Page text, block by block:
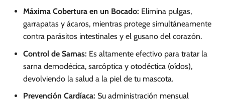
Máxima Cobertura en un Bocado: Elimina pulgas,
garrapatas y ácaros, mientras protege simultáneamente
contra parásitos intestinales y el gusano del corazón.
Control de Sarnas: Es altamente efectivo para tratar la
sarna demodécica, sarcóptica y otodéctica (oídos),
devolviendo la salud a la piel de tu mascota.
Prevención Cardíaca: Su administración mensual